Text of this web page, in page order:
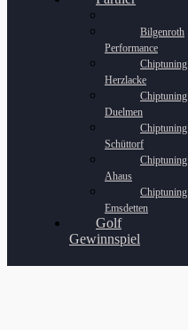
Bilgenroth
Performance
Chiptuning
Herzlacke
Chiptuning
Duelmen
Chiptuning
Schüttorf
Chiptuning
Ahaus
Chiptuning
Emsdetten
Golf
Gewinnspiel